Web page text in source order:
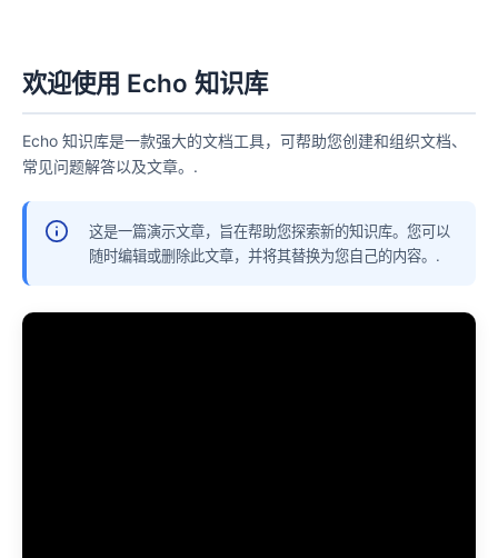
欢迎使用 Echo 知识库
Echo 知识库是一款强大的文档工具，可帮助您创建和组织文档、
常见问题解答以及文章。.
这是一篇演示文章，旨在帮助您探索新的知识库。您可以
随时编辑或删除此文章，并将其替换为您自己的内容。.